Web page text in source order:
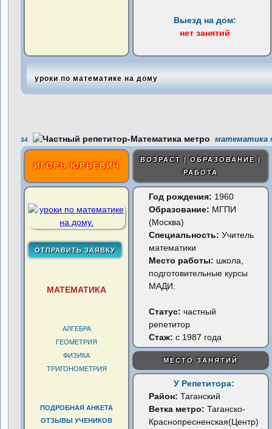
Выезд на дом:
нет занятий
уроки по математике на дому
34 математика
ИГОРЬ ЮРЬЕВИЧ
ВОЗРАСТ | ОБРАЗОВАНИЕ |
РАБОТА
МАТЕМАТИКА
АЛГЕБРА
ГЕОМЕТРИЯ
ФИЗИКА
ТРИГОНОМЕТРИЯ
ПОДРОБНАЯ АНКЕТА
ОТЗЫВЫ УЧЕНИКОВ
Год рождения: 1960
Образование: МГПИ
(Москва)
Специальность: Учитель
математики
Место работы: школа,
подготовительные курсы
МАДИ.
Статус:частный
репетитор
Стаж: с 1987 года
МЕСТО ЗАНЯТИЙ
У Репетитора:
Район:Таганский
Ветка метро:Таганско-
Краснопресненская(Центр)